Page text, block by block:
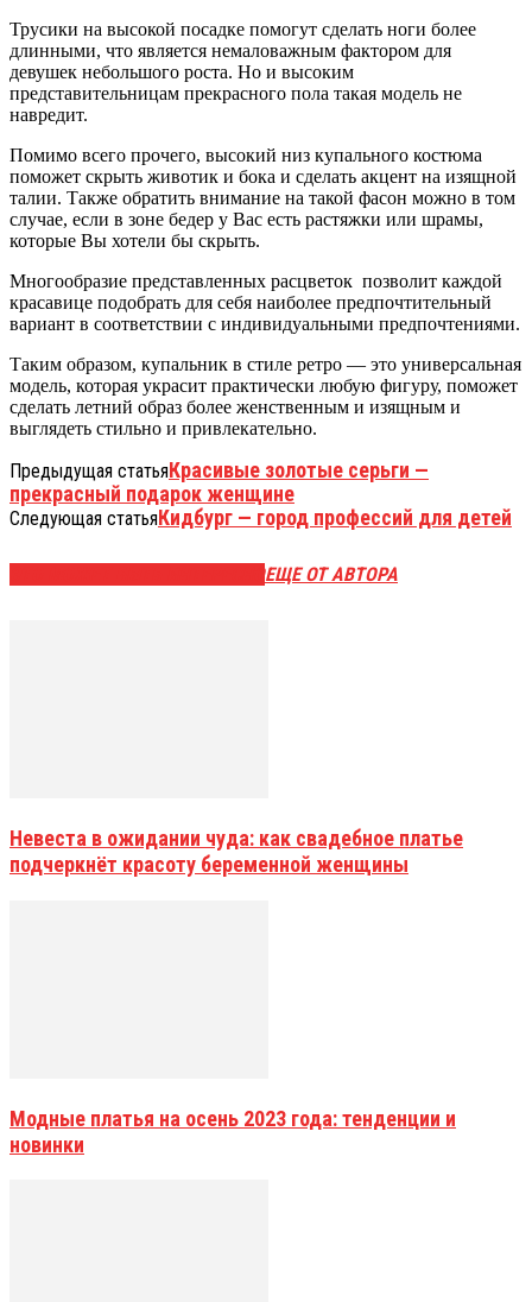
Трусики на высокой посадке помогут сделать ноги более
длинными, что является немаловажным фактором для
девушек небольшого роста. Но и высоким
представительницам прекрасного пола такая модель не
навредит.
Помимо всего прочего, высокий низ купального костюма
поможет скрыть животик и бока и сделать акцент на изящной
талии. Также обратить внимание на такой фасон можно в том
случае, если в зоне бедер у Вас есть растяжки или шрамы,
которые Вы хотели бы скрыть.
Многообразие представленных расцветок позволит каждой
красавице подобрать для себя наиболее предпочтительный
вариант в соответствии с индивидуальными предпочтениями.
Таким образом, купальник в стиле ретро — это универсальная
модель, которая украсит практически любую фигуру, поможет
сделать летний образ более женственным и изящным и
выглядеть стильно и привлекательно.
Предыдущая статьяКрасивые золотые серьги —
прекрасный подарок женщине
Следующая статьяКидбург — город профессий для детей
ЕЩЕ ОТ АВТОРА
Невеста в ожидании чуда: как свадебное платье
подчеркнёт красоту беременной женщины
Модные платья на осень 2023 года: тенденции и
новинки